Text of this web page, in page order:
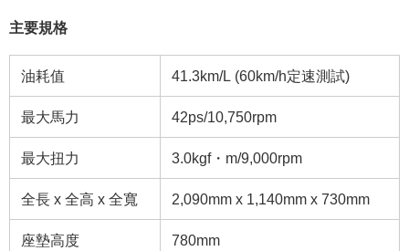
主要規格
油耗值 41.3km/L (60km/h定速測試)
最大馬力 42ps/10,750rpm
最大扭力 3.0kgf・m/9,000rpm
全長 x 全高 x 全寬 2,090mm x 1,140mm x 730mm
座墊高度 780mm